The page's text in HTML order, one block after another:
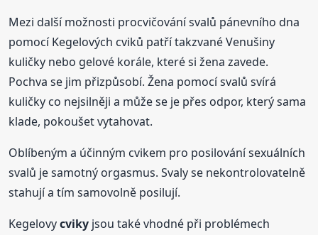
Mezi další možnosti procvičování svalů pánevního dna
pomocí Kegelových cviků patří takzvané Venušiny
kuličky nebo gelové korále, které si žena zavede.
Pochva se jim přizpůsobí. Žena pomocí svalů svírá
kuličky co nejsilněji a může se je přes odpor, který sama
klade, pokoušet vytahovat.
Oblíbeným a účinným cvikem pro posilování sexuálních
svalů je samotný orgasmus. Svaly se nekontrolovatelně
stahují a tím samovolně posilují.
Kegelovycviky jsou také vhodné při problémech